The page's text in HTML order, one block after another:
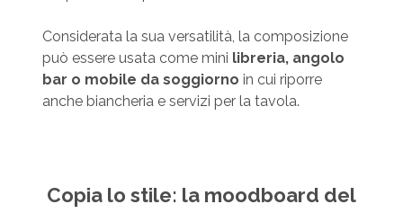
Considerata la sua versatilità, la composizione
può essere usata come mini libreria, angolo
bar o mobile da soggiorno in cui riporre
anche biancheria e servizi per la tavola.
Copia lo stile: la moodboard del